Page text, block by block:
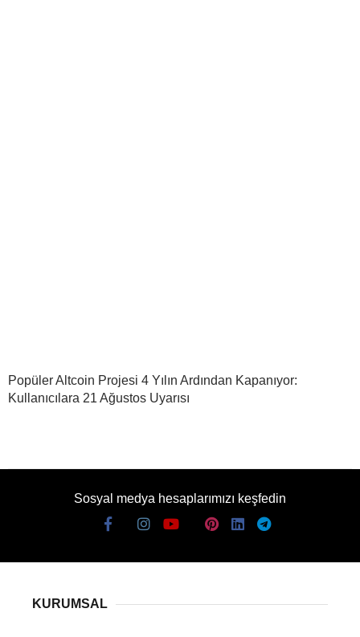
Popüler Altcoin Projesi 4 Yılın Ardından Kapanıyor:
Kullanıcılara 21 Ağustos Uyarısı
Sosyal medya hesaplarımızı keşfedin
KURUMSAL